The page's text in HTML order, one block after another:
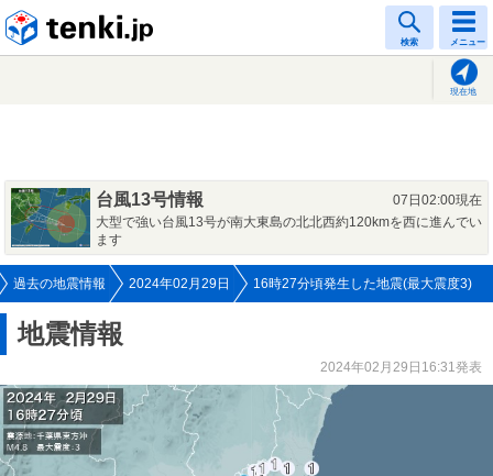
検索 メニュー
現在地
台風13号情報
07日02:00現在
大型で強い台風13号が南大東島の北北西約120kmを西に進んでい
ます
過去の地震情報 2024年02月29日 16時27分頃発生した地震(最大震度3)
地震情報
2024年02月29日16:31発表